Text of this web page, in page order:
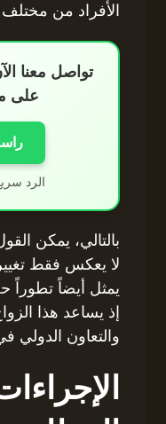
الأفراد من مختلف
تواصل معنا
على
الرد
بالتالي، يمكن
لا يعكس فقط تغيير
يمثل أيضاً تطوراً
إذ يساعد هذا
والتعاون الدولي